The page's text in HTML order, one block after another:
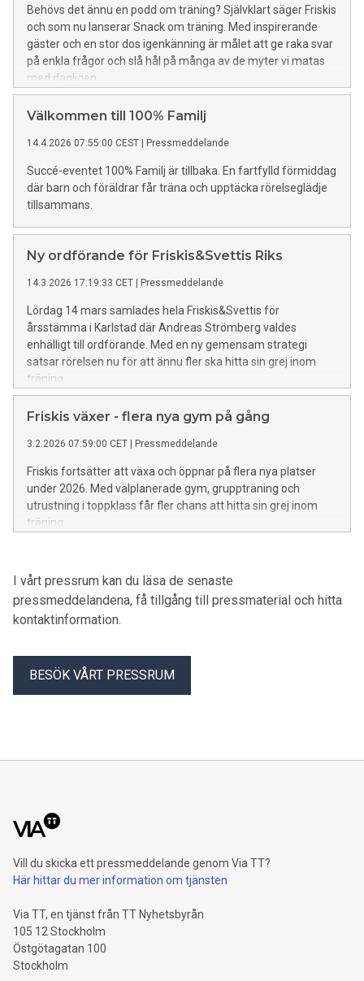
Behövs det ännu en podd om träning? Självklart säger Friskis
och som nu lanserar Snack om träning. Med inspirerande
gäster och en stor dos igenkänning är målet att ge raka svar
på enkla frågor och slå hål på många av de myter vi matas
med dagligen.
Välkommen till 100% Familj
14.4.2026 07:55:00 CEST | Pressmeddelande
Succé-eventet 100% Familj är tillbaka. En fartfylld förmiddag
där barn och föräldrar får träna och upptäcka rörelseglädje
tillsammans.
Ny ordförande för Friskis&Svettis Riks
14.3.2026 17:19:33 CET | Pressmeddelande
Lördag 14 mars samlades hela Friskis&Svettis för
årsstämma i Karlstad där Andreas Strömberg valdes
enhälligt till ordförande. Med en ny gemensam strategi
satsar rörelsen nu för att ännu fler ska hitta sin grej inom
träning.
Friskis växer - flera nya gym på gång
3.2.2026 07:59:00 CET | Pressmeddelande
Friskis fortsätter att växa och öppnar på flera nya platser
under 2026. Med välplanerade gym, gruppträning och
utrustning i toppklass får fler chans att hitta sin grej inom
träning.
I vårt pressrum kan du läsa de senaste
pressmeddelandena, få tillgång till pressmaterial och hitta
kontaktinformation.
BESÖK VÅRT PRESSRUM
Vill du skicka ett pressmeddelande genom Via TT?
Här hittar du mer information om tjänsten
Via TT, en tjänst från TT Nyhetsbyrån
105 12 Stockholm
Östgötagatan 100
Stockholm